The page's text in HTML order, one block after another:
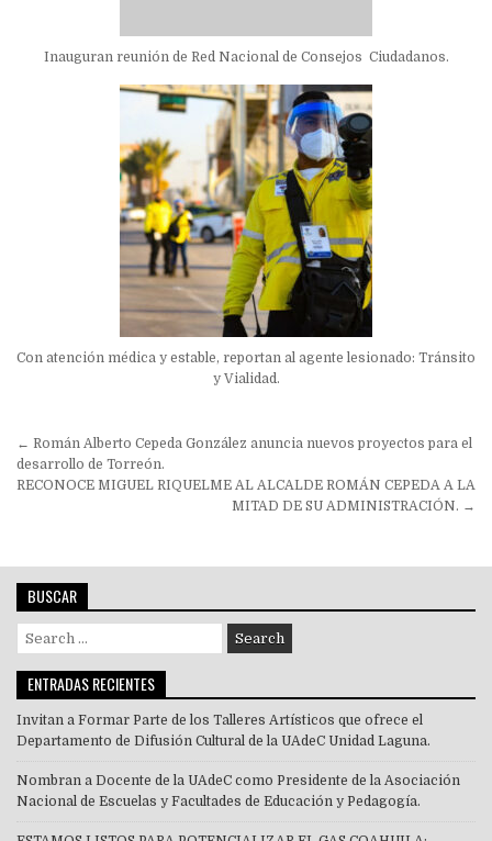
Inauguran reunión de Red Nacional de Consejos Ciudadanos.
Con atención médica y estable, reportan al agente lesionado: Tránsito
y Vialidad.
Navegación
de
entradas
← Román Alberto Cepeda González anuncia nuevos proyectos para el
desarrollo de Torreón.
RECONOCE MIGUEL RIQUELME AL ALCALDE ROMÁN CEPEDA A LA
MITAD DE SU ADMINISTRACIÓN. →
BUSCAR
Search
for:
ENTRADAS RECIENTES
Invitan a Formar Parte de los Talleres Artísticos que ofrece el
Departamento de Difusión Cultural de la UAdeC Unidad Laguna.
Nombran a Docente de la UAdeC como Presidente de la Asociación
Nacional de Escuelas y Facultades de Educación y Pedagogía.